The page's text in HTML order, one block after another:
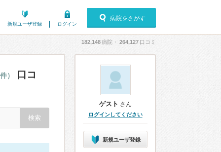
新規ユーザ登録 ログイン
病院をさがす
182,148病院・ 264,127 口コミ
） 口コ
ゲスト さん
ログインしてください
新規ユーザ登録